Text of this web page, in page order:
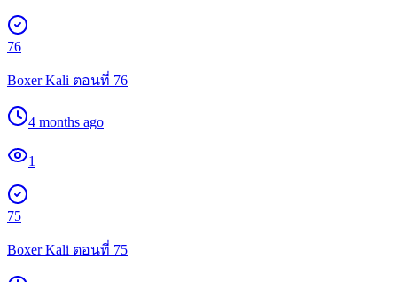
76
Boxer Kali ตอนที่ 76
4 months ago
1
75
Boxer Kali ตอนที่ 75